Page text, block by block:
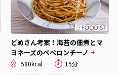
どめさん考案！海苔の佃煮とマ
ヨネーズのぺペロンチーノ
580kcal
15分